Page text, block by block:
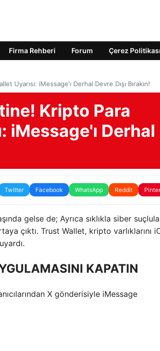
Firma Rehberi Forum Çerez Politikası
Uyarısı: iMessage'ı Derhal Devre Dışı Bırakın!
Kripto Para
iMessage'ı Derhal
Twitter Facebook WhatsApp Reddit
gelse de; Ayrıca sıklıkla siber
çıktı. Trust Wallet, kripto varlıklarını
KAPATIN
X gönderisiyle iMessage